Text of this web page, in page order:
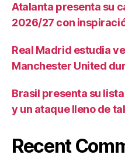
Atalanta presenta su
2026/27 con
Real Madrid estudia
Manchester United
Brasil presenta su
y un ataque lleno de
Recent